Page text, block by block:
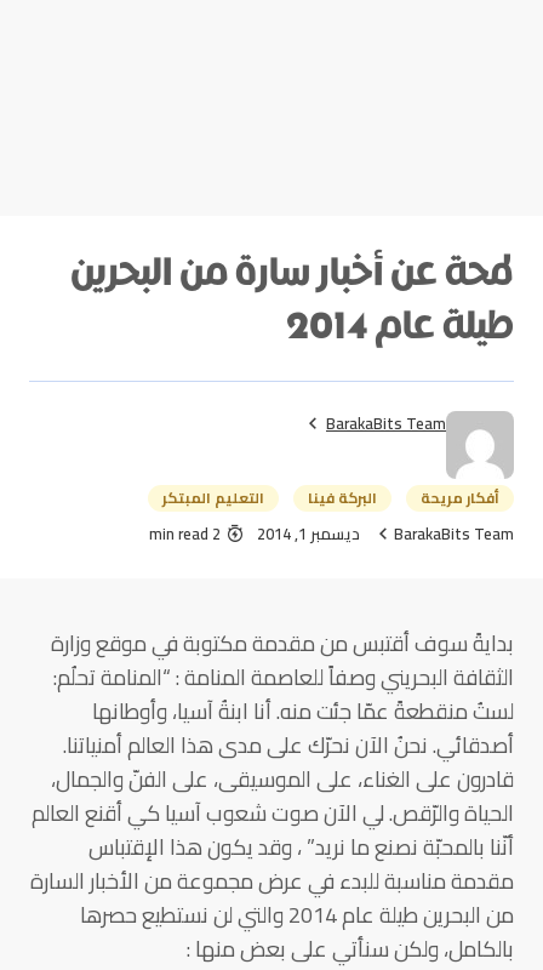
لمحة عن أخبار سارة من البحرين
طيلة عام 2014
BarakaBits Team
أفكار مريحة البركة فينا التعليم المبتكر
BarakaBits Team ديسمبر 1, 2014 2 min read
بدايةً سوف أقتبس من مقدمة مكتوبة في موقع وزارة
الثقافة البحريني وصفاً للعاصمة المنامة : “المنامة تحلُم:
لستُ منقطعةً عمّا جئت منه. أنا ابنةُ آسيا، وأوطانها
أصدقائي. نحنُ الآن نحرّك على مدى هذا العالم أمنياتنا.
قادرون على الغناء، على الموسيقى، على الفنّ والجمال،
الحياة والرّقص. لي الآن صوت شعوب آسيا كي أقنع العالم
أنّنا بالمحبّة نصنع ما نريد” ، وقد يكون هذا الإقتباس
مقدمة مناسبة للبدء في عرض مجموعة من الأخبار السارة
من البحرين طيلة عام 2014 والتي لن نستطيع حصرها
بالكامل، ولكن سنأتي على بعض منها :